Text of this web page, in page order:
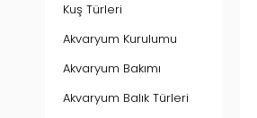
Kuş Türleri
Akvaryum Kurulumu
Akvaryum Bakımı
Akvaryum Balık Türleri